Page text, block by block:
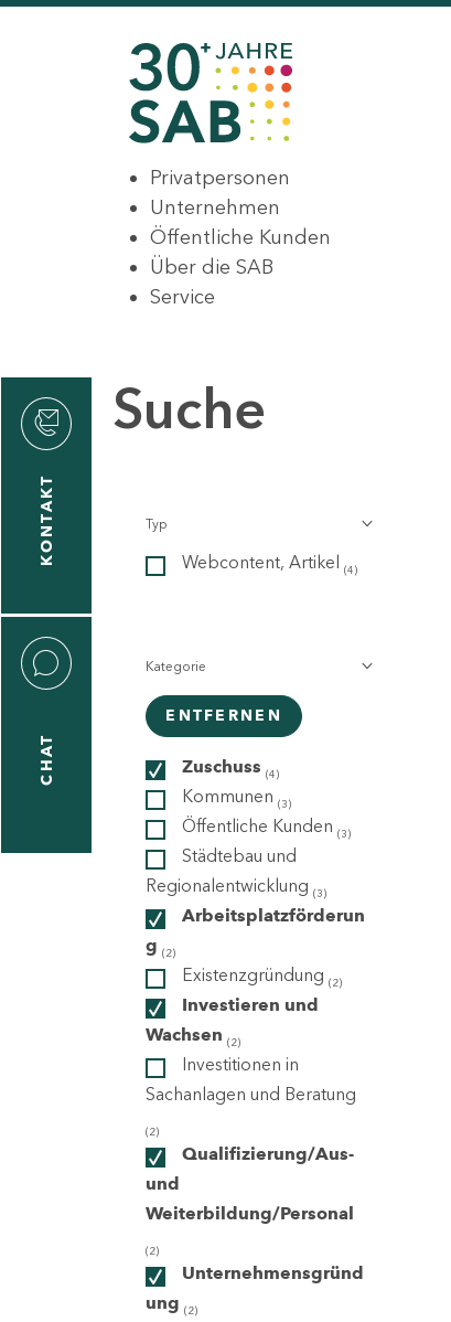
Privatpersonen
Unternehmen
Öffentliche Kunden
Über die SAB
Service
KONTAKT
CHAT
Suche
Typ
Webcontent, Artikel (4)
Kategorie
ENTFERNEN
Zuschuss (4)
Kommunen (3)
Öffentliche Kunden (3)
Städtebau und
Regionalentwicklung (3)
Arbeitsplatzförderun
g (2)
Existenzgründung (2)
Investieren und
Wachsen (2)
Investitionen in
Sachanlagen und Beratung
(2)
Qualifizierung/Aus-
und
Weiterbildung/Personal
(2)
Unternehmensgründ
ung (2)